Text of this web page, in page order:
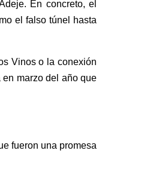
En concreto, el
el falso túnel hasta
Vinos o la conexión
marzo del año que
fueron una promesa